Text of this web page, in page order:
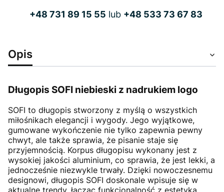
+48 731 89 15 55 lub +48 533 73 67 83
Opis
Długopis SOFI niebieski z nadrukiem logo
SOFI to długopis stworzony z myślą o wszystkich
miłośnikach elegancji i wygody. Jego wyjątkowe,
gumowane wykończenie nie tylko zapewnia pewny
chwyt, ale także sprawia, że pisanie staje się
przyjemnością. Korpus długopisu wykonany jest z
wysokiej jakości aluminium, co sprawia, że jest lekki, a
jednocześnie niezwykle trwały. Dzięki nowoczesnemu
designowi, długopis SOFI doskonale wpisuje się w
aktualne trendy, łącząc funkcjonalność z estetyką.